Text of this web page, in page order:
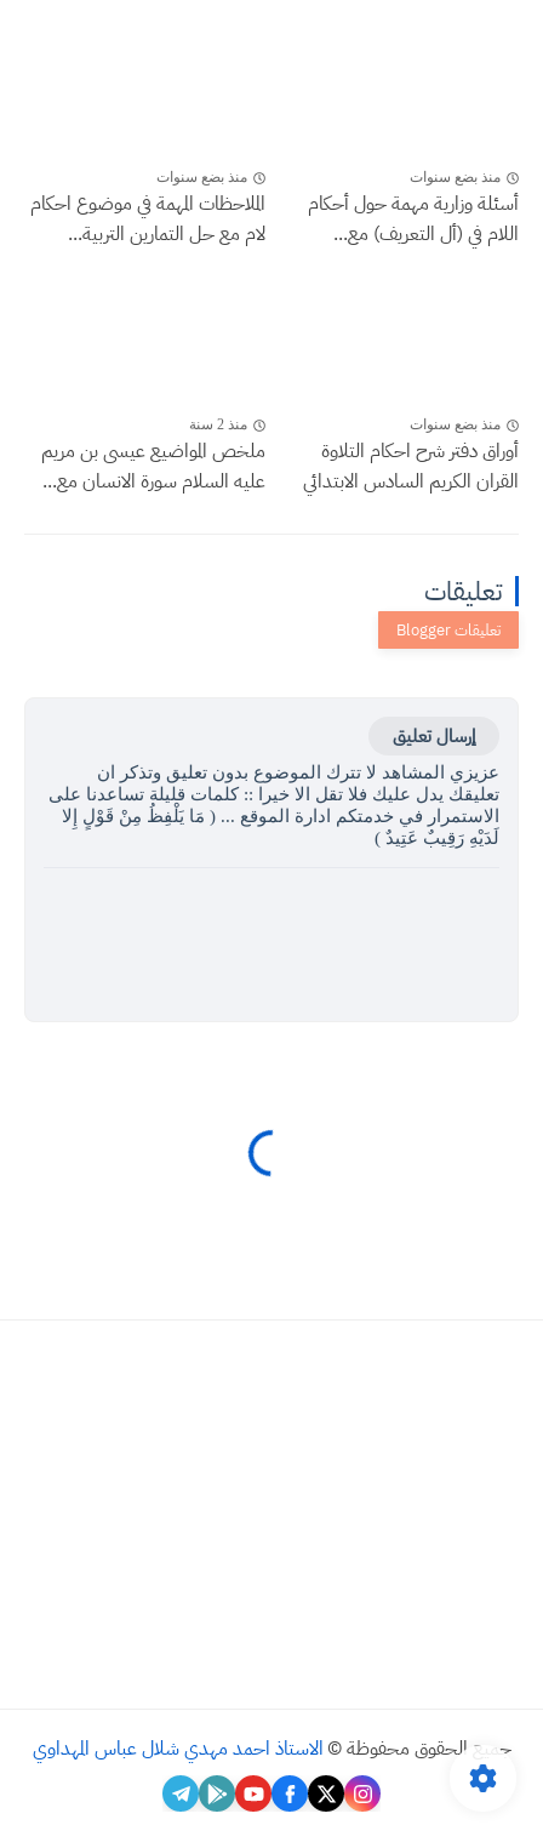
منذ بضع سنوات
أسئلة وزارية مهمة حول أحكام
اللام في (أل التعريف) مع...
منذ بضع سنوات
الملاحظات المهمة في موضوع احكام
لام مع حل التمارين التربية...
منذ بضع سنوات
أوراق دفتر شرح احكام التلاوة
القران الكريم السادس الابتدائي
منذ 2 سنة
ملخص المواضيع عيسى بن مريم
عليه السلام سورة الانسان مع...
تعليقات
إرسال تعليق
عزيزي المشاهد لا تترك الموضوع بدون تعليق وتذكر ان
تعليقك يدل عليك فلا تقل الا خيرا :: كلمات قليلة تساعدنا على
الاستمرار في خدمتكم ادارة الموقع ... ( مَا يَلْفِظُ مِنْ قَوْلٍ إِلا
لَدَيْهِ رَقِيبٌ عَتِيدٌ )
جميع الحقوق محفوظة © الاستاذ احمد مهدي شلال عباس المهداوي